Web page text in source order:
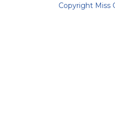
Copyright Miss